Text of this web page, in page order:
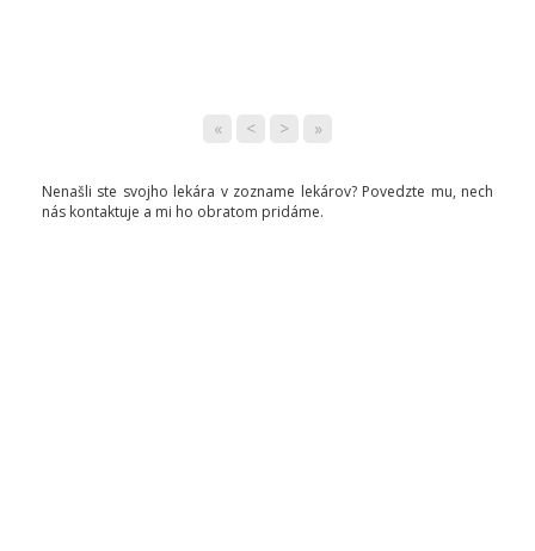
« < > »
Nenašli ste svojho lekára v zozname lekárov? Povedzte mu, nech
nás kontaktuje a mi ho obratom pridáme.